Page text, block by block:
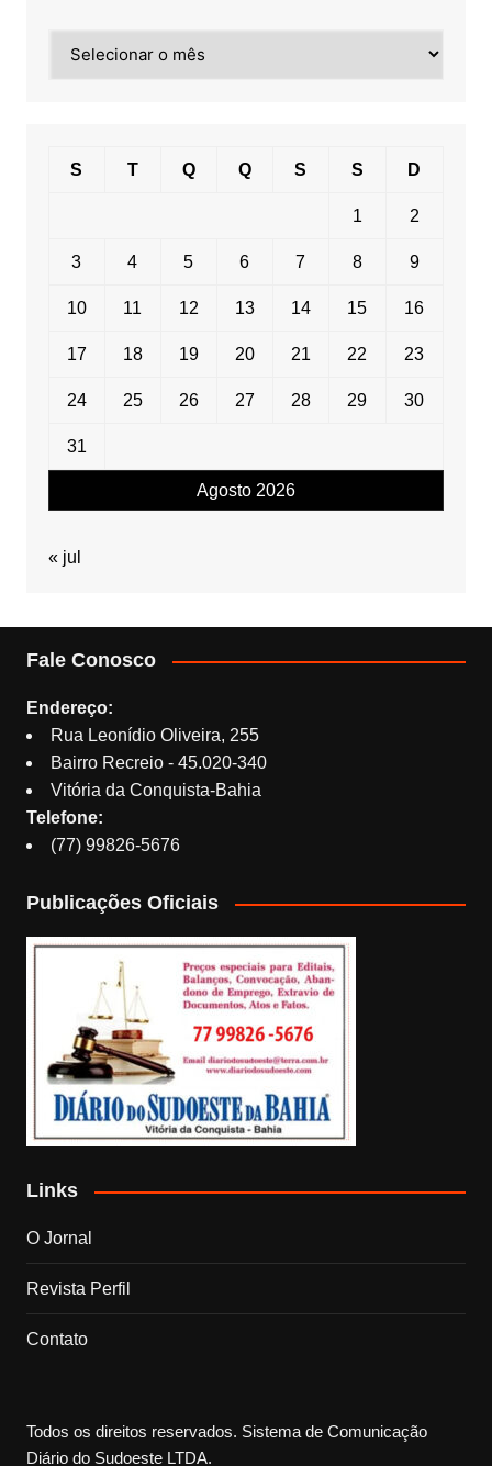
por
Agosto 2026
S T Q Q S S D
1 2
3 4 5 6 7 8 9
10 11 12 13 14 15 16
17 18 19 20 21 22 23
24 25 26 27 28 29 30
31
« jul
Fale Conosco
Endereço:
Rua Leonídio Oliveira, 255
Bairro Recreio - 45.020-340
Vitória da Conquista-Bahia
Telefone:
(77) 99826-5676
Publicações Oficiais
Links
O Jornal
Revista Perfil
Contato
Todos os direitos reservados. Sistema de Comunicação
Diário do Sudoeste LTDA.